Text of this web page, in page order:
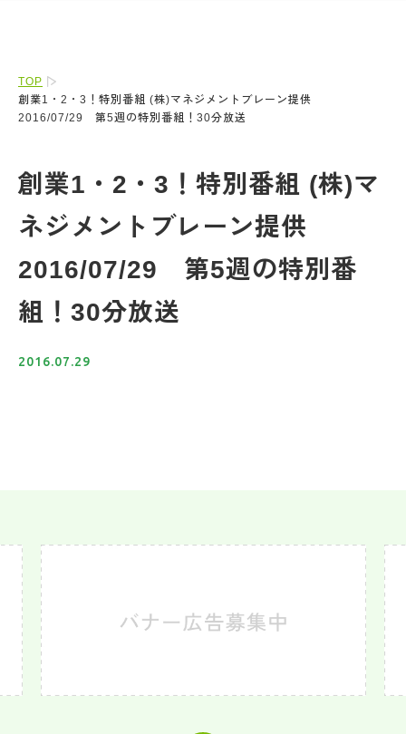
TOP
創業1・2・3！特別番組 (株)マネジメントブレーン提供
2016/07/29 第5週の特別番組！30分放送
創業1・2・3！特別番組 (株)マ
ネジメントブレーン提供
2016/07/29 第5週の特別番
組！30分放送
2016.07.29